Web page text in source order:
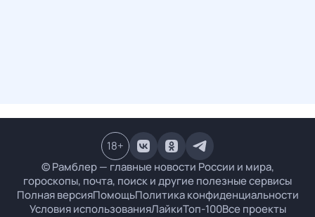
© Рамблер — главные новости России и мира,
гороскопы, почта, поиск и другие полезные сервисы
Полная версияПомощьПолитика конфиденциальности
Условия использованияЛайкиТоп-100Все проекты
18+